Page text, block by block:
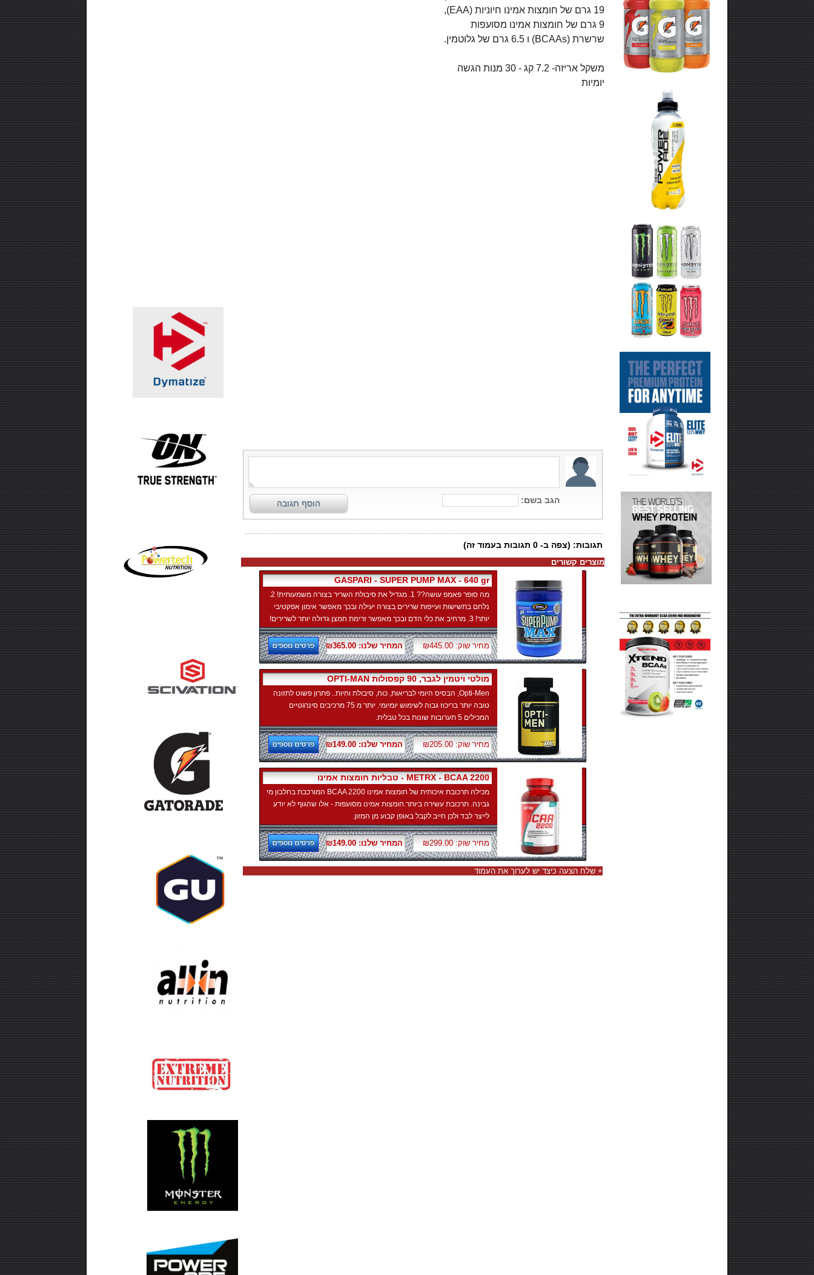
יומיות
מוצרים קשורים
GASPARI - SUPER PUMP MAX - 640 gr
מה סופר פאמפ עושה?? 1. מגדיל את סיבולת השריר בצורה משמעותית! 2.
נלחם בתשישות ועייפות שרירים בצורה יעילה ובכך מאפשר אימון אפקטיבי
יותר! 3. מרחיב את כלי הדם ובכך מאפשר זרימת חמצן גדולה יותר לשרירים!
המחיר שלנו: ₪365.00 מחיר שוק: ₪445.00
OPTI-MAN מולטי ויטמין לגבר, 90 קפסולות
Opti-Men, הבסיס היומי לבריאות, כוח, סיבולת וחיות.. פתרון פשוט לתזונה
טובה יותר בריכוז גבוה לשימוש יומיומי. יותר מ 75 מרכיבים סינרגטיים
המכילים 5 תערובות שונות בכל טבלית.
המחיר שלנו: ₪149.00 מחיר שוק: ₪205.00
טבליות חומצות אמינו - METRX - BCAA 2200
מכילה תרכובת איכותית של חומצות אמינו BCAA 2200 המורכבת בחלבון מי
גבינה. תרכובת עשירה ביותר.חומצות אמינו מסועפות - אלו שהגוף לא יודע
לייצר לבד ולכן חייב לקבל באופן קבוע מן המזון.
המחיר שלנו: ₪149.00 מחיר שוק: ₪299.00
+ שלח הצעה כיצד יש לערוך את העמוד
CRUNCH